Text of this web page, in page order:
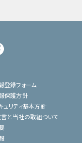
登録フォーム
保護方針
ュリティ基本方針
と当社の取組ついて